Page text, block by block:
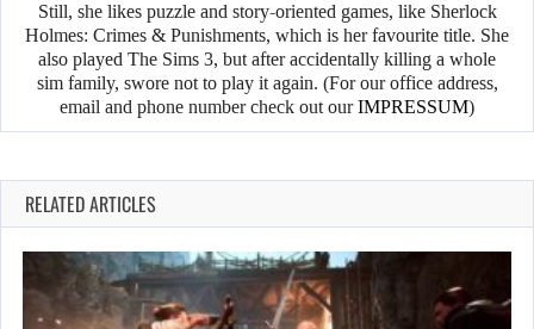
Still, she likes puzzle and story-oriented games, like Sherlock
Holmes: Crimes & Punishments, which is her favourite title. She
also played The Sims 3, but after accidentally killing a whole
sim family, swore not to play it again. (For our office address,
email and phone number check out ourIMPRESSUM)
RELATED ARTICLES